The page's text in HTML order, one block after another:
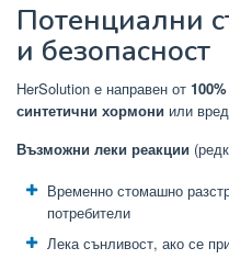
Потенциални
и безопасност
HerSolution е направен от
синтетични хормони или
Възможни леки реакции
Временно стомашно
потребители
Лека сънливост, ако се